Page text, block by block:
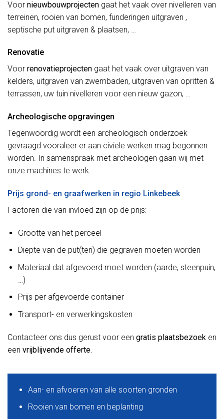
Voor nieuwbouwprojecten gaat het vaak over nivelleren van
terreinen, rooien van bomen, funderingen uitgraven ,
septische put uitgraven & plaatsen, …
Renovatie
Voor renovatieprojecten gaat het vaak over uitgraven van
kelders, uitgraven van zwembaden, uitgraven van opritten &
terrassen, uw tuin nivelleren voor een nieuw gazon, …
Archeologische opgravingen
Tegenwoordig wordt een archeologisch onderzoek
gevraagd vooraleer er aan civiele werken mag begonnen
worden. In samenspraak met archeologen gaan wij met
onze machines te werk.
Prijs grond- en graafwerken in regio Linkebeek
Factoren die van invloed zijn op de prijs:
Grootte van het perceel
Diepte van de put(ten) die gegraven moeten worden
Materiaal dat afgevoerd moet worden (aarde, steenpuin,
…)
Prijs per afgevoerde container
Transport- en verwerkingskosten
Contacteer ons dus gerust voor een gratis plaatsbezoek en
een vrijblijvende offerte.
Aan- en afvoeren van alle soorten gronden
Rooien van bomen en beplanting